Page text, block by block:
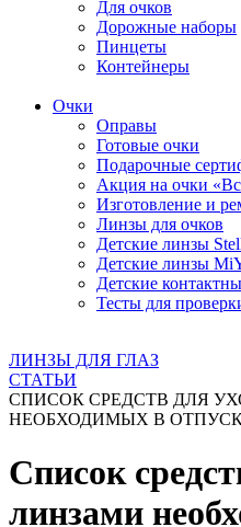
Для очков
Дорожные наборы
Пинцеты
Контейнеры
Очки
Оправы
Готовые очки
Подарочные
Акция на очки
Изготовление и
Линзы для очков
Детские линзы
Детские линзы
Детские
Тесты для
ЛИНЗЫ ДЛЯ ГЛАЗ
СТАТЬИ
СПИСОК СРЕДСТВ ДЛЯ
НЕОБХОДИМЫХ В
Список
линзами